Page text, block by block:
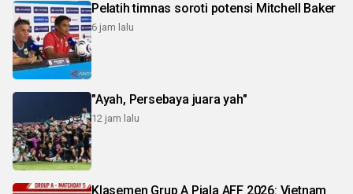
Pelatih timnas soroti potensi Mitchell Baker
6 jam lalu
"Ayah, Persebaya juara yah"
12 jam lalu
Klasemen Grup A Piala AFF 2026: Vietnam